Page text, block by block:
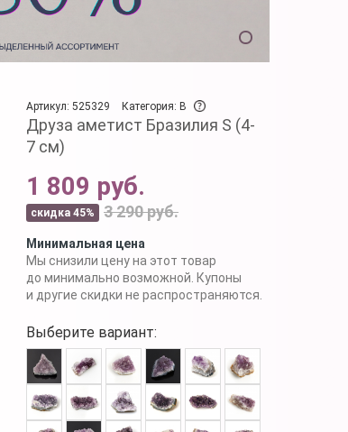
Артикул: 525329
Категория: B
Друза аметист Бразилия S (4-
7 см)
1 809 руб.
скидка 45% 3 290 руб.
Минимальная цена
Мы снизили цену на этот товар
до минимально возможной. Купоны
и другие скидки не распространяются.
Выберите вариант: